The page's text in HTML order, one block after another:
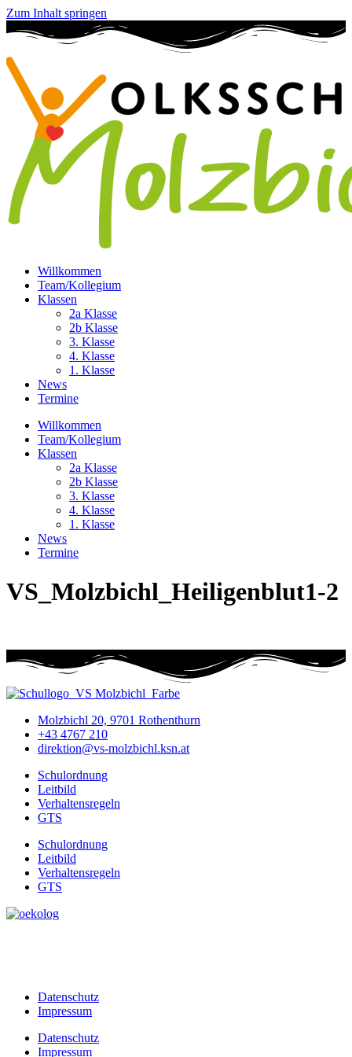
Zum Inhalt springen
Willkommen
Team/Kollegium
Klassen
2a Klasse
2b Klasse
3. Klasse
4. Klasse
1. Klasse
News
Termine
Willkommen
Team/Kollegium
Klassen
2a Klasse
2b Klasse
3. Klasse
4. Klasse
1. Klasse
News
Termine
VS_Molzbichl_Heiligenblut1-2
Molzbichl 20, 9701 Rothenthurn
+43 4767 210
direktion@vs-molzbichl.ksn.at
Schulordnung
Leitbild
Verhaltensregeln
GTS
Schulordnung
Leitbild
Verhaltensregeln
GTS
Datenschutz
Impressum
Datenschutz
Impressum